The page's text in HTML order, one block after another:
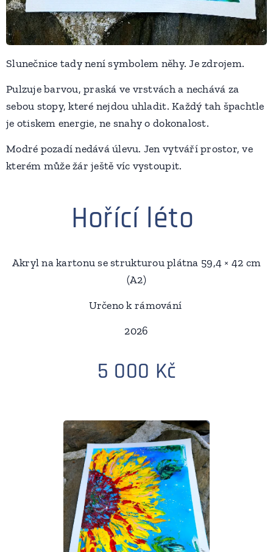
Slunečnice tady není symbolem něhy. Je zdrojem.
Pulzuje barvou, praská ve vrstvách a nechává za
sebou stopy, které nejdou uhladit. Každý tah špachtle
je otiskem energie, ne snahy o dokonalost.
Modré pozadí nedává úlevu. Jen vytváří prostor, ve
kterém může žár ještě víc vystoupit.
Hořící léto
Akryl na kartonu se strukturou plátna 59,4 × 42 cm
(A2)
Určeno k rámování
2026
5 000 Kč